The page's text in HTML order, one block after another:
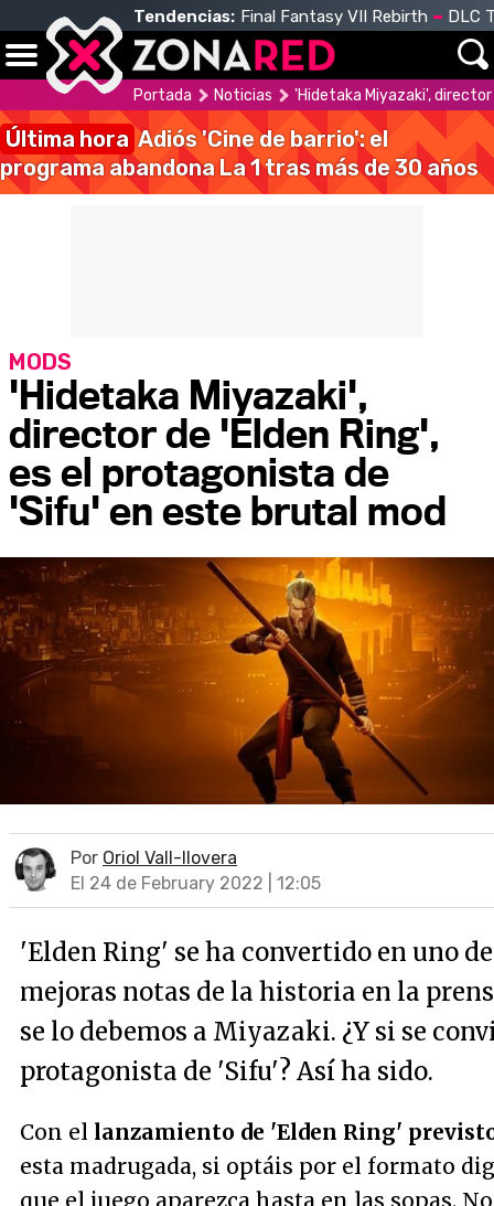
Tendencias: Final Fantasy VII Rebirth DLC
Portada Noticias 'Hidetaka Miyazaki',
Última hora Adiós 'Cine de barrio': el
programa abandona La 1 tras más de 30 años
'Hidetaka Miyazaki',
director de 'Elden Ring',
es el protagonista de
'Sifu' en este brutal mod
MODS
Por Oriol Vall-llovera
El 24 de February 2022 | 12:05
'Elden Ring' se ha convertido en uno
mejoras notas de la historia en la
se lo debemos a Miyazaki. ¿Y si se
protagonista de 'Sifu'? Así ha sido.
Con el lanzamiento de 'Elden Ring'
esta madrugada, si optáis por el formato
que el juego aparezca hasta en las sopas.